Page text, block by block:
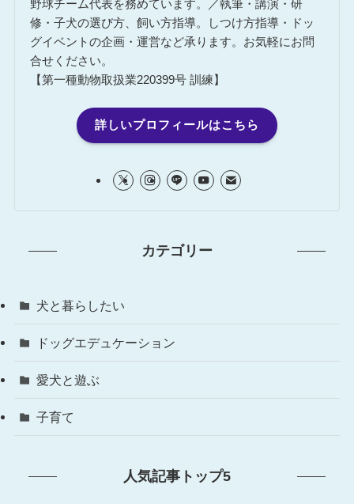
野球チーム代表を務めています。／執筆・講演・研
修・子犬の選び方、飼い方指導。しつけ方指導・ドッ
グイベントの企画・運営など承ります。お気軽にお問
合せください。
【第一種動物取扱業220399号 訓練】
詳しいプロフィールはこちら
カテゴリー
犬と暮らしたい
ドッグエデュケーション
愛犬と遊ぶ
子育て
人気記事トップ5